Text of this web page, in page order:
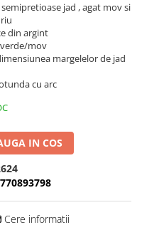
jad , agat mov si
din argint
verde/mov
margelelor de jad
cu arc
IN COS
Cere informatii